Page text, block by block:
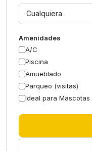
Cualquiera
Amenidades
A/C
Piscina
Amueblado
Parqueo (visitas)
Ideal para Mascotas